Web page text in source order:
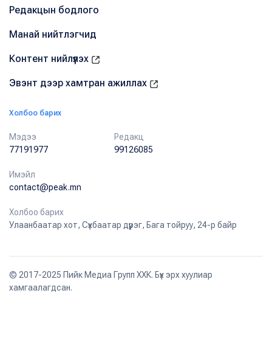
Редакцын бодлого
Манай нийтлэгчид
Контент нийлүүлэх
Эвэнт дээр хамтран ажиллах
Холбоо барих
Мэдээ
77191977
Редакц
99126085
Имэйл
contact@peak.mn
Холбоо барих
Улаанбаатар хот, Сүхбаатар дүүрэг, Бага тойруу, 24-р байр
© 2017-2025 Пийк Медиа Групп ХХК. Бүх эрх хуулиар
хамгаалагдсан.